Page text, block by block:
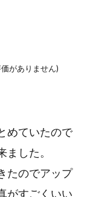
がありません)
めていたので
した。
たのでアップ
がすごくいい